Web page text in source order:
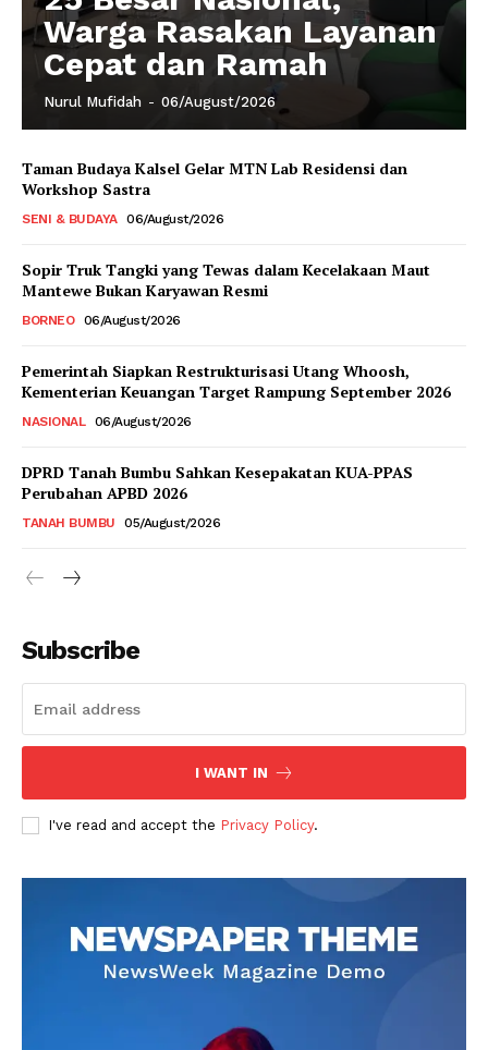
Warga Rasakan Layanan
Cepat dan Ramah
Nurul Mufidah - 06/August/2026
Taman Budaya Kalsel Gelar MTN Lab Residensi dan
Workshop Sastra
SENI & BUDAYA 06/August/2026
Sopir Truk Tangki yang Tewas dalam Kecelakaan Maut
Mantewe Bukan Karyawan Resmi
BORNEO 06/August/2026
Pemerintah Siapkan Restrukturisasi Utang Whoosh,
Kementerian Keuangan Target Rampung September 2026
NASIONAL 06/August/2026
DPRD Tanah Bumbu Sahkan Kesepakatan KUA-PPAS
Perubahan APBD 2026
TANAH BUMBU 05/August/2026
Subscribe
I WANT IN
I've read and accept the Privacy Policy.